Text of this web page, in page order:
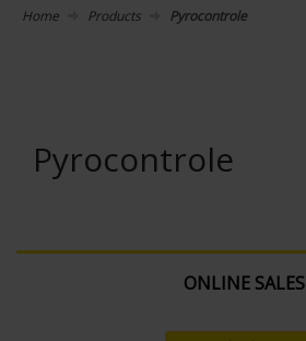
Home Products Pyrocontrole
Pyrocontrole
ONLINE SALES